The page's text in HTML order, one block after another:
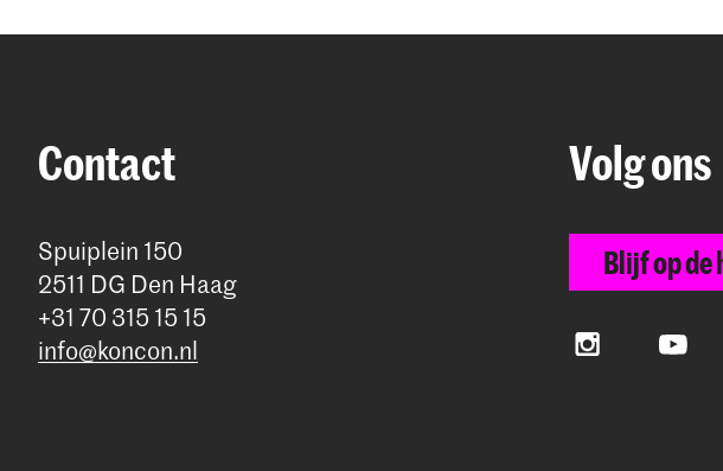
Contact
Spuiplein 150
2511 DG Den Haag
+31 70 315 15 15
info@koncon.nl
Volg ons
Blijf op de
Instagram